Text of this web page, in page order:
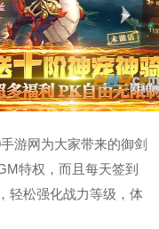
游网为大家带来的御剑
特权，而且每天签到
轻松强化战力等级，体